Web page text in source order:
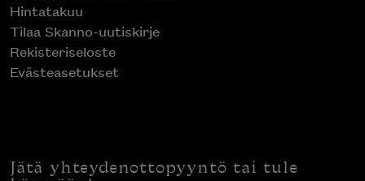
Hintatakuu
Tilaa Skanno-uutiskirje
Rekisteriseloste
Evästeasetukset
Jätä yhteydenottopyyntö tai tule